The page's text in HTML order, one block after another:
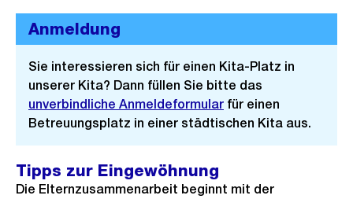
Anmeldung
Sie interessieren sich für einen Kita-Platz in
unserer Kita? Dann füllen Sie bitte das
unverbindliche Anmeldeformular für einen
Betreuungsplatz in einer städtischen Kita aus.
Tipps zur Eingewöhnung
Die Elternzusammenarbeit beginnt mit der